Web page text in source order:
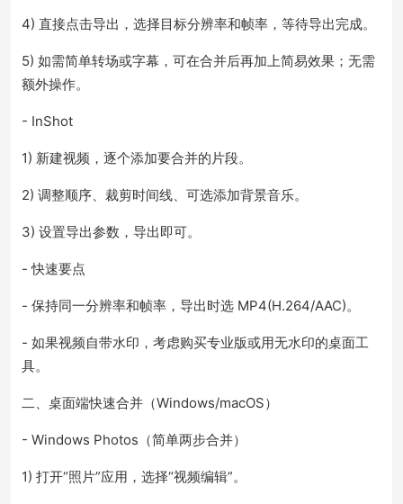
4) 直接点击导出，选择目标分辨率和帧率，等待导出完成。
5) 如需简单转场或字幕，可在合并后再加上简易效果；无需
额外操作。
- InShot
1) 新建视频，逐个添加要合并的片段。
2) 调整顺序、裁剪时间线、可选添加背景音乐。
3) 设置导出参数，导出即可。
- 快速要点
- 保持同一分辨率和帧率，导出时选 MP4(H.264/AAC)。
- 如果视频自带水印，考虑购买专业版或用无水印的桌面工
具。
二、桌面端快速合并（Windows/macOS）
- Windows Photos（简单两步合并）
1) 打开“照片”应用，选择“视频编辑”。